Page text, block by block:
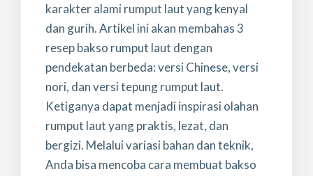
karakter alami rumput laut yang kenyal
dan gurih. Artikel ini akan membahas 3
resep bakso rumput laut dengan
pendekatan berbeda: versi Chinese, versi
nori, dan versi tepung rumput laut.
Ketiganya dapat menjadi inspirasi olahan
rumput laut yang praktis, lezat, dan
bergizi. Melalui variasi bahan dan teknik,
Anda bisa mencoba cara membuat bakso